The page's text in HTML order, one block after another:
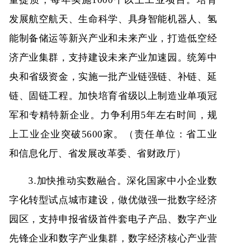
发展航空航天、生命科学、具身智能机器人、氢
能制备储运等新兴产业和未来产业，打造低空经
济产业集群，支持建设未来产业加速园。统筹中
央和省级资金，实施一批产业链强链、补链、延
链、固链工程。加快培育省级以上制造业单项冠
军和专精特新企业。力争利用5年左右时间，规
上工业企业突破5600家。（责任单位：省工业
和信息化厅、省发展改革委、省财政厅）
3.加快推动实数融合。深化国家中小企业数
字化转型试点城市建设，做优做强一批数字经济
园区，支持申报省级首件套电子产品、数字产业
先锋企业和数字产业集群，数字经济核心产业营